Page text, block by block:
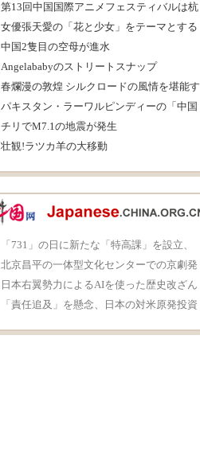
第13回中国国際アニメフェスティバルは杭
州で開催
女優張天愛の「花と少女」をテーマとする
写真
中国2隻目の空母が進水
Angelababyのストリートスナップ
春爛漫の敦煌 シルクロードの風情を堪能す
る観光客
パキスタン・ラーワルピンディーの「中国
商城」
チリでM7.1の地震が発生
壮観!ラツカ羊の大移動